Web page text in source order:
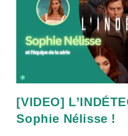
[VIDEO]
Sophie Nélisse !